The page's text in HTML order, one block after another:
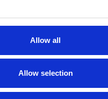
Allow all
Allow selection
BEZPIECZNIE
ZAPAKOWANE
Każda pojedyncza część jest
użyciu odpowiednich
materiałów.